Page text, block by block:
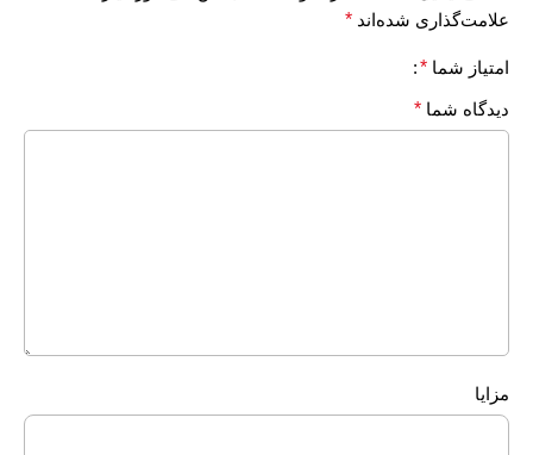
علامت‌گذاری شده‌اند *
امتیاز شما *
دیدگاه شما *
مزایا